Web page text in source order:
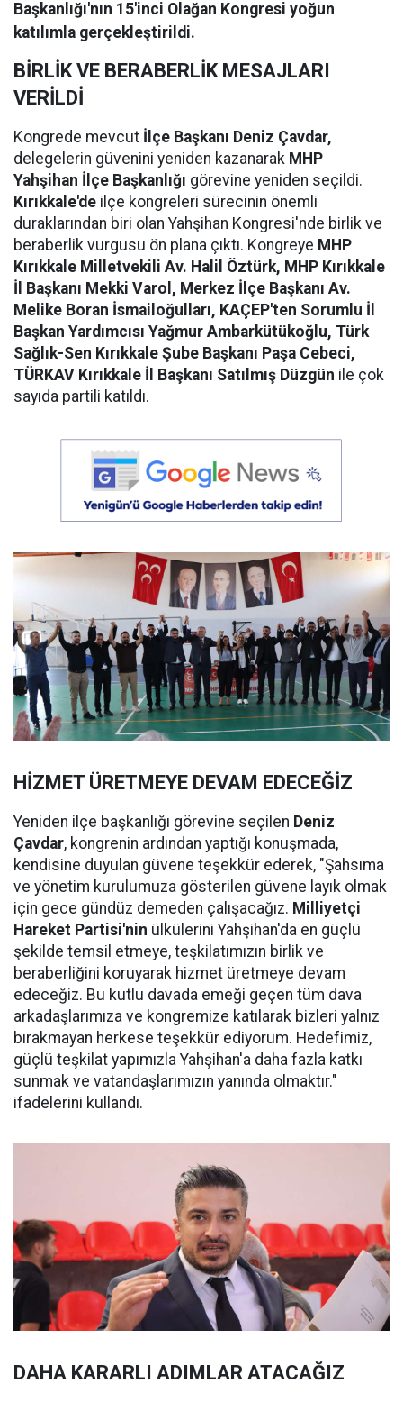
Başkanlığı'nın 15'inci Olağan Kongresi yoğun
katılımla gerçekleştirildi.
BİRLİK VE BERABERLİK MESAJLARI
VERİLDİ
Kongrede mevcut İlçe Başkanı Deniz Çavdar,
delegelerin güvenini yeniden kazanarak MHP
Yahşihan İlçe Başkanlığı görevine yeniden seçildi.
Kırıkkale'de ilçe kongreleri sürecinin önemli
duraklarından biri olan Yahşihan Kongresi'nde birlik ve
beraberlik vurgusu ön plana çıktı. Kongreye MHP
Kırıkkale Milletvekili Av. Halil Öztürk, MHP Kırıkkale
İl Başkanı Mekki Varol, Merkez İlçe Başkanı Av.
Melike Boran İsmailoğulları, KAÇEP'ten Sorumlu İl
Başkan Yardımcısı Yağmur Ambarkütükoğlu, Türk
Sağlık-Sen Kırıkkale Şube Başkanı Paşa Cebeci,
TÜRKAV Kırıkkale İl Başkanı Satılmış Düzgün ile çok
sayıda partili katıldı.
HİZMET ÜRETMEYE DEVAM EDECEĞİZ
Yeniden ilçe başkanlığı görevine seçilen Deniz
Çavdar, kongrenin ardından yaptığı konuşmada,
kendisine duyulan güvene teşekkür ederek, "Şahsıma
ve yönetim kurulumuza gösterilen güvene layık olmak
için gece gündüz demeden çalışacağız. Milliyetçi
Hareket Partisi'nin ülkülerini Yahşihan'da en güçlü
şekilde temsil etmeye, teşkilatımızın birlik ve
beraberliğini koruyarak hizmet üretmeye devam
edeceğiz. Bu kutlu davada emeği geçen tüm dava
arkadaşlarımıza ve kongremize katılarak bizleri yalnız
bırakmayan herkese teşekkür ediyorum. Hedefimiz,
güçlü teşkilat yapımızla Yahşihan'a daha fazla katkı
sunmak ve vatandaşlarımızın yanında olmaktır."
ifadelerini kullandı.
DAHA KARARLI ADIMLAR ATACAĞIZ